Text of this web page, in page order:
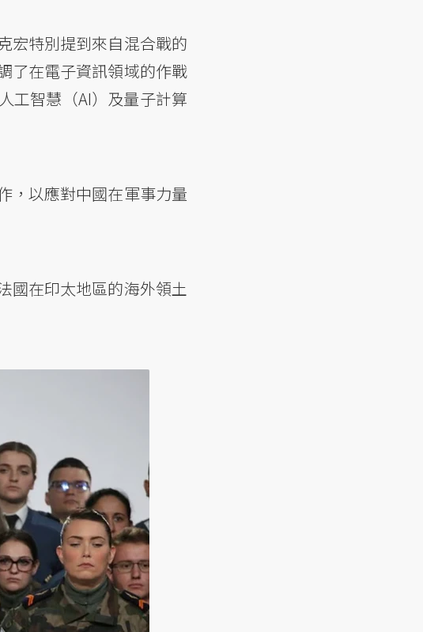
宏特別提到來自混合戰的
了在電子資訊領域的作戰
工智慧（AI）及量子計算
，以應對中國在軍事力量
國在印太地區的海外領土